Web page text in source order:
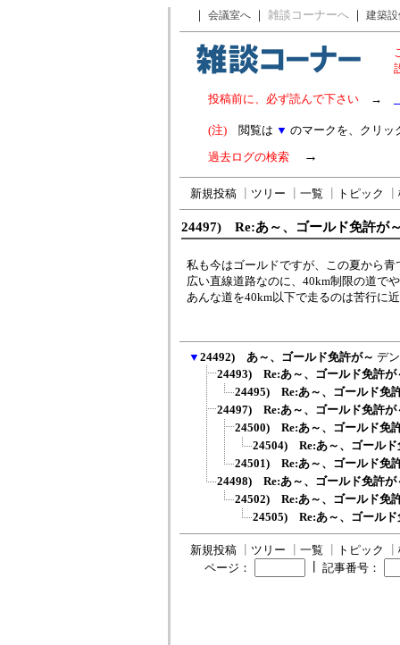
｜ 会議室へ ｜ 雑談コーナーへ ｜ 建築
投稿前に、必ず読んで下さい →
(注) 閲覧は ▼ のマークを、クリッ
過去ログの検索 →
新規投稿 ツリー 一覧 トピック
24497) Re:あ～、ゴールド免許が
私も今はゴールドですが、この夏から青
広い直線道路なのに、40km制限の道で
あんな道を40km以下で走るのは苦行に
▼ 24492) あ～、ゴールド免許が～ デ
24493) Re:あ～、ゴールド免許が
24495) Re:あ～、ゴールド免
24497) Re:あ～、ゴールド免許が
24500) Re:あ～、ゴールド免
24504) Re:あ～、ゴールド
24501) Re:あ～、ゴールド免
24498) Re:あ～、ゴールド免許が
24502) Re:あ～、ゴールド免
24505) Re:あ～、ゴールド
新規投稿 ツリー 一覧 トピック
ページ：
記事番号：